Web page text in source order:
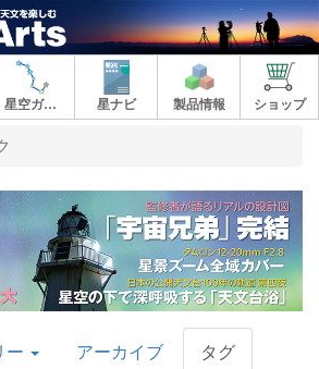
星空ガイド 星ナビ 製品情報 ショップ
ー アーカイブ タグ